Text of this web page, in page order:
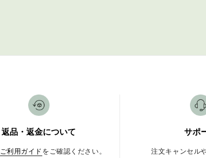
返品・返金について
ご利用ガイド をご確認ください。
サポ
注文キャンセル